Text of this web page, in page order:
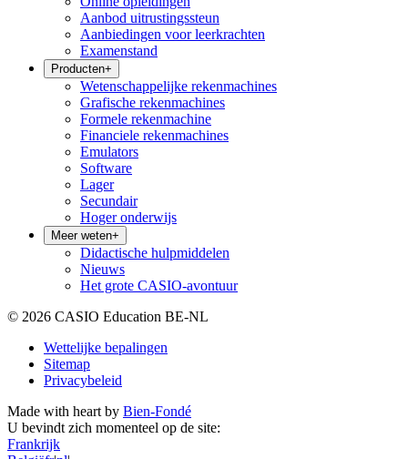
Aanbod uitrustingssteun
Aanbiedingen voor leerkrachten
Examenstand
Producten+
Wetenschappelijke rekenmachines
Grafische rekenmachines
Formele rekenmachine
Financiele rekenmachines
Emulators
Software
Lager
Secundair
Hoger onderwijs
Meer weten+
Didactische hulpmiddelen
Nieuws
Het grote CASIO-avontuur
© 2026 CASIO Education BE-NL
Wettelijke bepalingen
Sitemap
Privacybeleid
Made with heart by Bien-Fondé
U bevindt zich momenteel op de site:
Frankrijk